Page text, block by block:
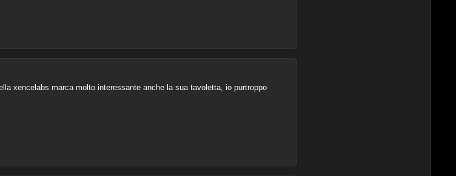
xencelabs marca molto interessante anche la sua tavoletta, io purtroppo